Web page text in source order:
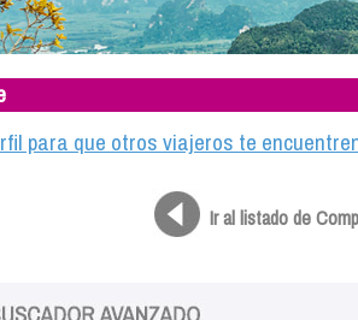
para que otros viajeros te
Ir al listado de